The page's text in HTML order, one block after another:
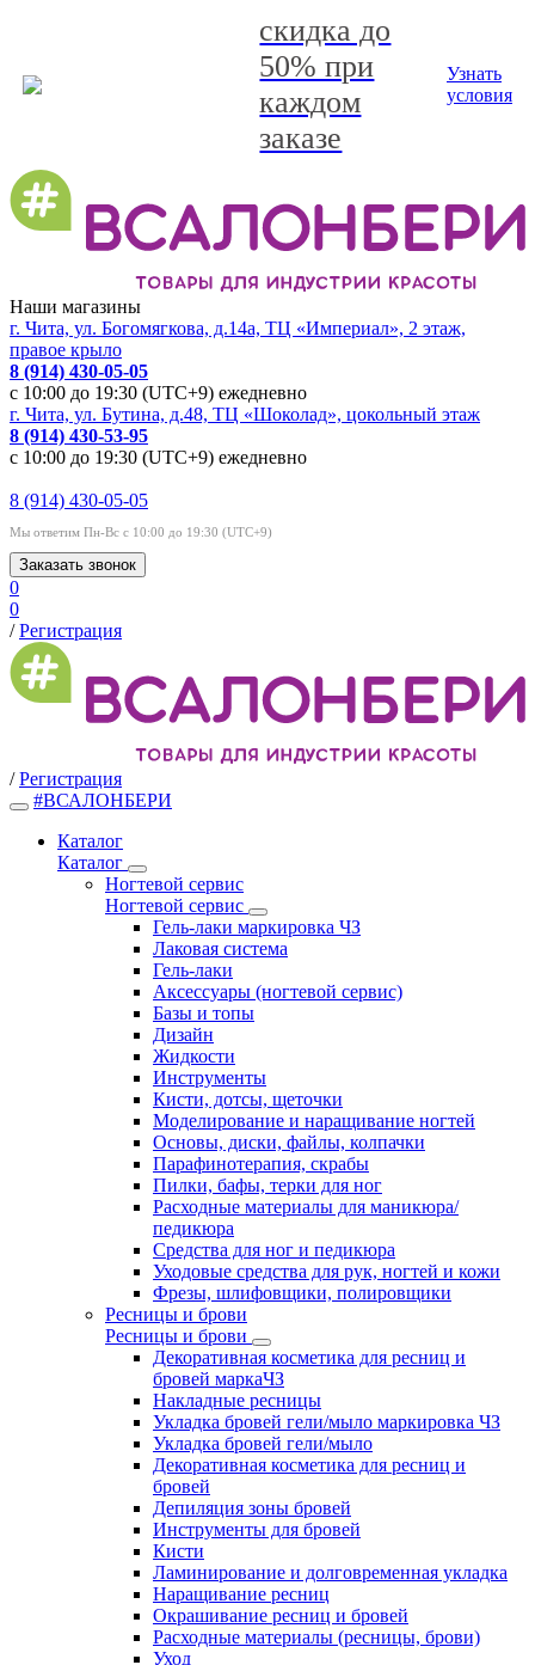
скидка до
50% при
каждом
заказе
Узнать
условия
Наши магазины
г. Чита, ул. Богомягкова, д.14а, ТЦ «Империал», 2 этаж,
правое крыло
8 (914) 430-05-05
с 10:00 до 19:30 (UTC+9) ежедневно
г. Чита, ул. Бутина, д.48, ТЦ «Шоколад», цокольный этаж
8 (914) 430-53-95
с 10:00 до 19:30 (UTC+9) ежедневно
8 (914) 430-05-05
Мы ответим Пн-Вс с 10:00 до 19:30 (UTC+9)
Заказать звонок
0
0
/ Регистрация
/ Регистрация
#ВСАЛОНБЕРИ
Каталог
Каталог
Ногтевой сервис
Ногтевой сервис
Гель-лаки маркировка ЧЗ
Лаковая система
Гель-лаки
Аксессуары (ногтевой сервис)
Базы и топы
Дизайн
Жидкости
Инструменты
Кисти, дотсы, щеточки
Моделирование и наращивание ногтей
Основы, диски, файлы, колпачки
Парафинотерапия, скрабы
Пилки, бафы, терки для ног
Расходные материалы для маникюра/
педикюра
Средства для ног и педикюра
Уходовые средства для рук, ногтей и кожи
Фрезы, шлифовщики, полировщики
Ресницы и брови
Ресницы и брови
Декоративная косметика для ресниц и
бровей маркаЧЗ
Накладные ресницы
Укладка бровей гели/мыло маркировка ЧЗ
Укладка бровей гели/мыло
Декоративная косметика для ресниц и
бровей
Депиляция зоны бровей
Инструменты для бровей
Кисти
Ламинирование и долговременная укладка
Наращивание ресниц
Окрашивание ресниц и бровей
Расходные материалы (ресницы, брови)
Уход